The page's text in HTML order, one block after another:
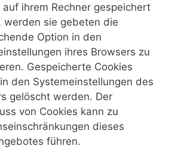
auf ihrem Rechner gespeichert
werden sie gebeten die
Option in den
ihres Browsers zu
Gespeicherte Cookies
den Systemeinstellungen des
gelöscht werden. Der
von Cookies kann zu
dieses
führen.